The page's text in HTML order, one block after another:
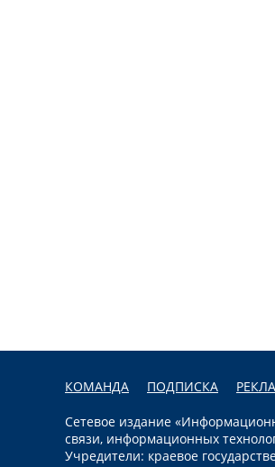
КОМАНДА ПОДПИСКА
Сетевое издание
связи, информационных
Учредители: краевое